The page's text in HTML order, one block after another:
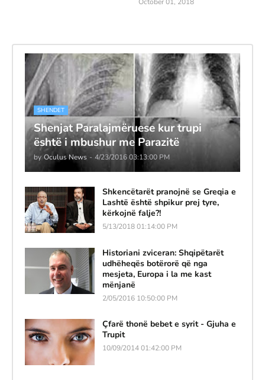
SHENDET
Shenjat Paralajmëruese kur trupi
është i mbushur me Parazitë
by Oculus News - 4/23/2016 03:13:00 PM
Shkencëtarët pranojnë se Greqia e
Lashtë është shpikur prej tyre,
kërkojnë falje?!
5/13/2018 01:14:00 PM
Historiani zviceran: Shqipëtarët
udhëheqës botërorë që nga
mesjeta, Europa i la me kast
mënjanë
2/05/2016 10:50:00 PM
Çfarë thonë bebet e syrit - Gjuha e
Trupit
10/09/2014 01:42:00 PM